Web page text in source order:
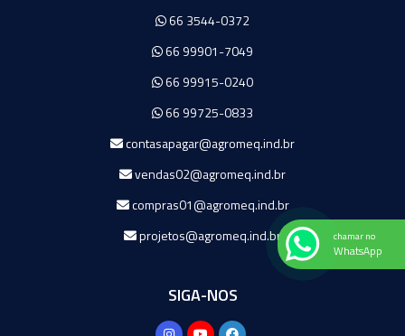
66 3544-0372
66 99901-7049
66 99915-0240
66 99725-0833
contasapagar@agromeq.ind.br
vendas02@agromeq.ind.br
compras01@agromeq.ind.br
projetos@agromeq.ind.br
SIGA-NOS
chamar no
WhatsApp